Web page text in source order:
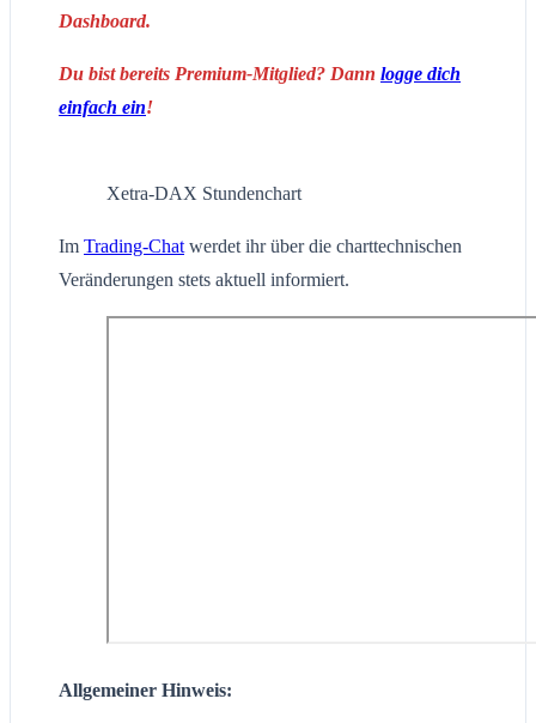
Dashboard.
Du bist bereits Premium-Mitglied? Dann logge dich
einfach ein!
Xetra-DAX Stundenchart
Im Trading-Chat werdet ihr über die charttechnischen
Veränderungen stets aktuell informiert.
Allgemeiner Hinweis: